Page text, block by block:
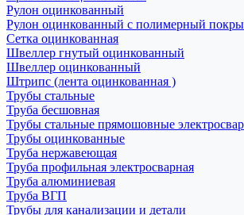
Рулон оцинкованный
Рулон оцинкованный с полимерный
Сетка оцинкованная
Швеллер гнутый оцинкованный
Швеллер оцинкованный
Штрипс (лента оцинкованная )
Трубы стальные
Труба бесшовная
Трубы стальные прямошовные
Трубы оцинкованные
Труба нержавеющая
Труба профильная электросварная
Труба алюминиевая
Труба ВГП
Трубы для канализации и детали